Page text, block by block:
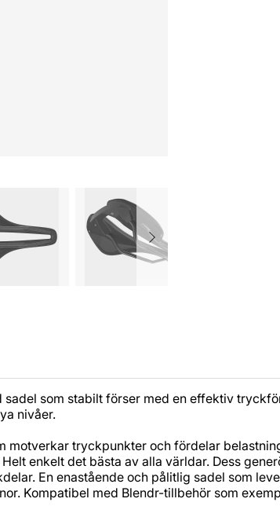
som stabilt förser med en effektiv
nivåer.
tryckpunkter och fördelar
enkelt det bästa av alla världar. Dess
En enastående och pålitlig sadel som
Kompatibel med Blendr-tillbehör som